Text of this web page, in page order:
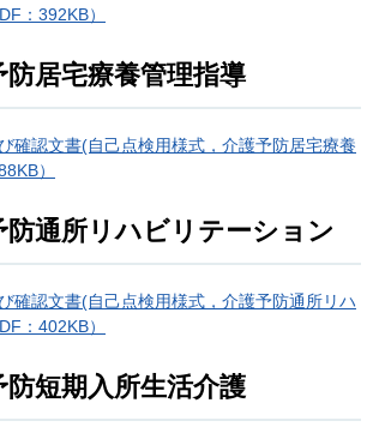
：392KB）
防居宅療養管理指導
確認文書(自己点検用様式，介護予防居宅療養
）
防通所リハビリテーション
確認文書(自己点検用様式，介護予防通所リハ
：402KB）
防短期入所生活介護